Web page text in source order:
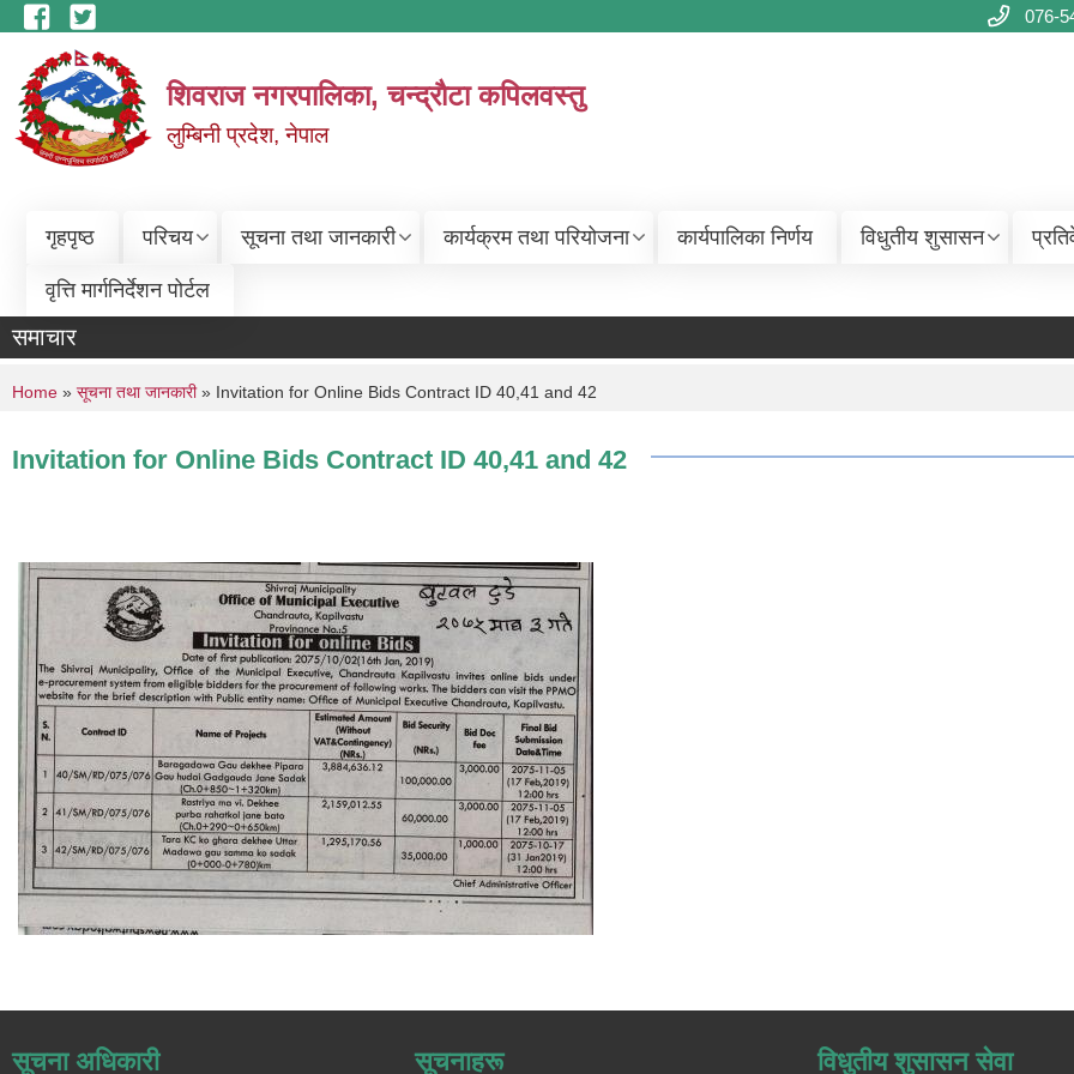
Skip to main content 076-
शिवराज नगरपालिका, चन्द्राैटा कपिलवस्तु
लुम्बिनी प्रदेश, नेपाल
गृहपृष्ठ परिचय सूचना तथा जानकारी कार्यक्रम तथा परियोजना कार्यपालिका निर्णय विधुतीय शुसासन
वृत्ति मार्गनिर्देशन पोर्टल
समाचार
You are here
Home » सूचना तथा जानकारी» Invitation for Online Bids Contract ID 40,41 and 42
Invitation for Online Bids Contract ID 40,41 and 42
सूचना अधिकारी सूचनाहरू विधुतीय शुसासन सेवा